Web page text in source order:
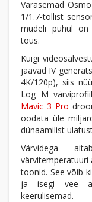
Varasemad
1/1.7-tollist
mudeli puhul on
tõus.
Kuigi
jäävad IV
4K/120p), siis
Log M
Mavic 3 Pro
oodata üle
dünaamilist
Värvidega
värvitemperatuuri
toonid. See võib
ja isegi vee
keerulisemad.